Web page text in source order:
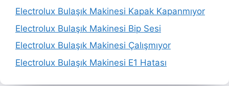
Electrolux Bulaşık Makinesi Kapak Kapanmıyor
Electrolux Bulaşık Makinesi Bip Sesi
Electrolux Bulaşık Makinesi Çalışmıyor
Electrolux Bulaşık Makinesi E1 Hatası